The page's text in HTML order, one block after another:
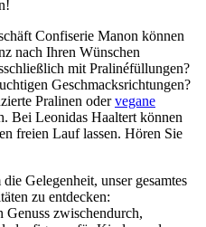
Confiserie Manon können
nach Ihren Wünschen
mit Pralinéfüllungen?
Geschmacksrichtungen?
Pralinen odervegane
Bei Leonidas Haaltert können
freien Lauf lassen. Hören Sie
Gelegenheit, unser gesamtes
zu entdecken:
Genuss zwischendurch,